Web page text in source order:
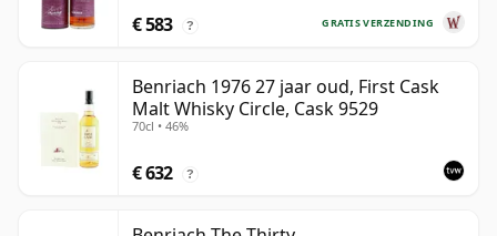
GRATIS VERZENDING
€ 583 ?
Benriach 1976 27 jaar oud, First Cask
Malt Whisky Circle, Cask 9529
70cl • 46%
€ 632 ?